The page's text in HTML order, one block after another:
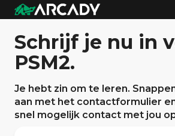
Schrijf je nu in
PSM2.
Je hebt zin om te leren.
aan met het contactformulier
snel mogelijk contact met jou